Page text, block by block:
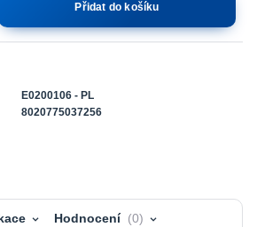
Přidat do košíku
E0200106 - PL
8020775037256
Hodnocení 0